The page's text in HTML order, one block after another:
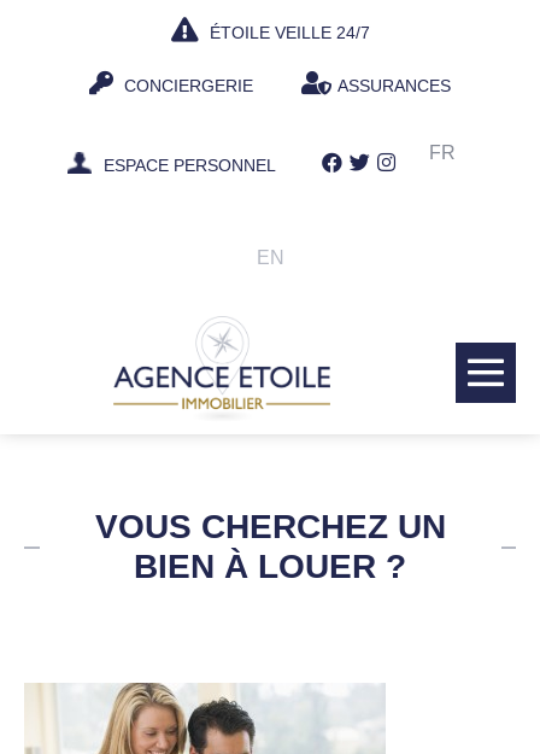
ÉTOILE VEILLE 24/7
CONCIERGERIE ASSURANCES
ESPACE PERSONNEL
FR
EN
VOUS CHERCHEZ UN
BIEN À LOUER ?